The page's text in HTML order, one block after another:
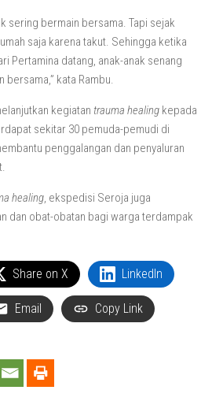
sering bermain bersama. Tapi sejak
saja karena takut. Sehingga ketika
Pertamina datang, anak-anak senang
kata Rambu.
kegiatan trauma healing kepada
sekitar 30 pemuda-pemudi di
penggalangan dan penyaluran
healing, ekspedisi Seroja juga
dan obat-obatan bagi warga terdampak
Share on X LinkedIn
Email Copy Link